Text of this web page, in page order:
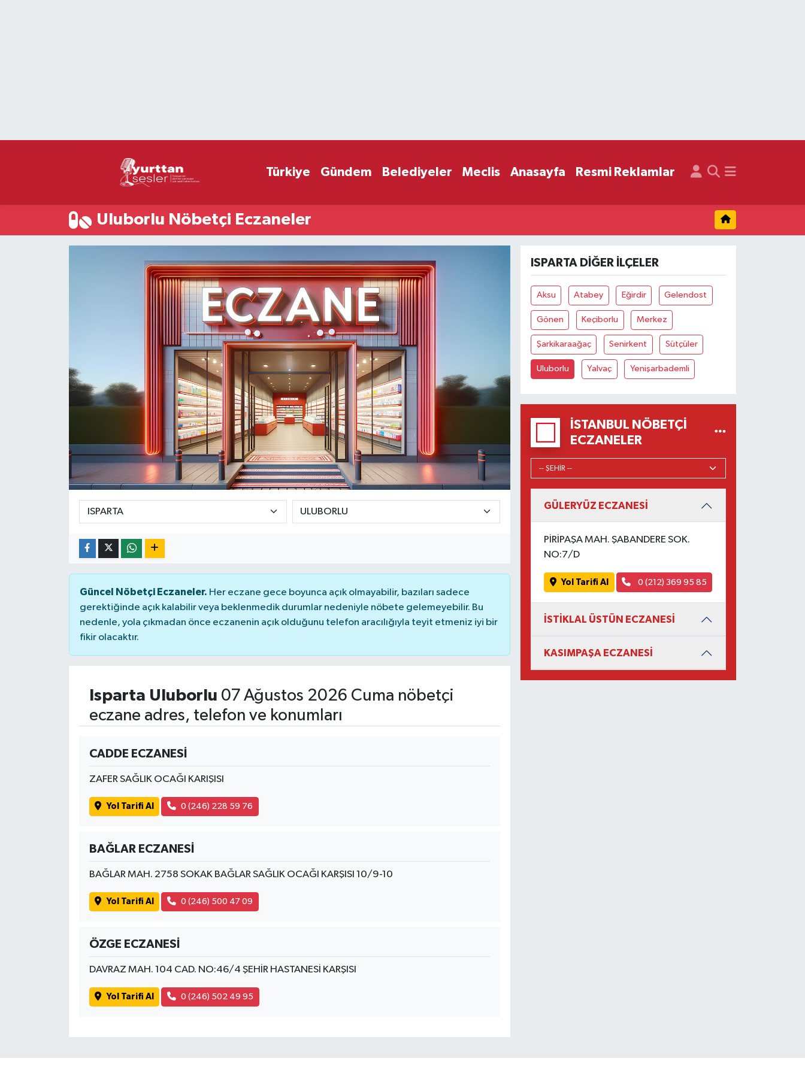
Türkiye Gündem Belediyeler Meclis Anasayfa Resmi Reklamlar
Uluborlu Nöbetçi Eczaneler
Güncel Nöbetçi Eczaneler. Her eczane gece boyunca açık olmayabilir, bazıları sadece
gerektiğinde açık kalabilir veya beklenmedik durumlar nedeniyle nöbete gelemeyebilir. Bu
nedenle, yola çıkmadan önce eczanenin açık olduğunu telefon aracılığıyla teyit etmeniz iyi bir
fikir olacaktır.
Isparta Uluborlu 07 Ağustos 2026 Cuma nöbetçi
eczane adres, telefon ve konumları
CADDE ECZANESİ
ZAFER SAĞLIK OCAĞI KARIŞISI
Yol Tarifi Al 0 (246) 228 59 76
BAĞLAR ECZANESİ
BAĞLAR MAH. 2758 SOKAK BAĞLAR SAĞLIK OCAĞI KARŞISI 10/9-10
Yol Tarifi Al 0 (246) 500 47 09
ÖZGE ECZANESİ
DAVRAZ MAH. 104 CAD. NO:46/4 ŞEHİR HASTANESİ KARŞISI
Yol Tarifi Al 0 (246) 502 49 95
ISPARTA DIĞER İLÇELER
Aksu Atabey Eğirdir Gelendost
Gönen Keçiborlu Merkez
Şarkikaraağaç Senirkent Sütçüler
Uluborlu Yalvaç Yenişarbademli
İSTANBUL NÖBETÇI
ECZANELER
GÜLERYÜZ ECZANESİ
PİRİPAŞA MAH. ŞABANDERE SOK.
NO:7/D
Yol Tarifi Al 0 (212) 369 95 85
İSTİKLAL ÜSTÜN ECZANESİ
KASIMPAŞA ECZANESİ
Süper Lig Puan Durumu ve Fikstür
Son Dakika Haberleri